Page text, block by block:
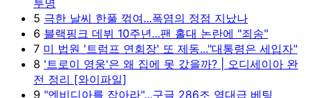
투명
5 극한 날씨 한풀 꺾여...폭염의 정점 지났나
6 블랙핑크 데뷔 10주년...팬 홀대 논란에 "죄송"
7 미 법원 '트럼프 연회장' 또 제동..."대통령은 세입자"
8 '트로이 영웅'은 왜 집에 못 갔을까? | 오디세이아 완
전 정리 [와이파일]
9 "엔비디아를 잡아라"...구글 286조 역대급 베팅